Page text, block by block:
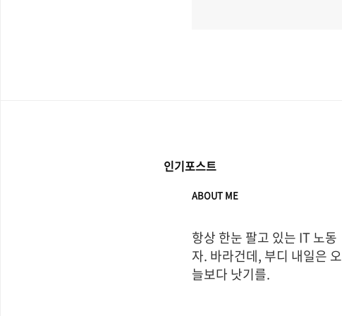
인기포스트
ABOUT ME
항상 한눈 팔고 있는 IT 노동
자. 바라건데, 부디 내일은 오
늘보다 낫기를.